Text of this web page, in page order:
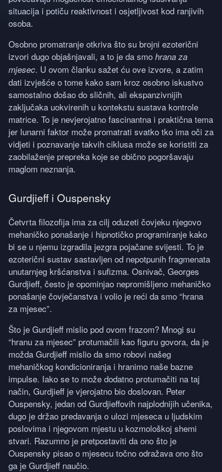
situacija i potiču reaktivnost i osjetljivost kod ranjivih
osoba.
Osobno promatranje otkriva što su brojni ezoterični
izvori dugo objašnjavali, a to je da smo hrana za
mjesec. U ovom članku sažet ću ove izvore, a zatim
dati izvješće o tome kako sam kroz osobno iskustvo
samostalno došao do sličnih, ali ekspanzivnijih
zaključaka uokvirenih u kontekstu sustava kontrole
matrice. To je nevjerojatno fascinantna i praktična tema
jer lunarni faktor može promatrati svatko tko ima oči za
vidjeti i poznavanje takvih ciklusa može se koristiti za
zaobilaženje prepreka koje se obično pogoršavaju
maglom neznanja.
Gurdjieff i Ouspensky
Četvrta filozofija ima za cilj oduzeti čovjeku njegovo
mehaničko ponašanje i hipnotičko programiranje kako
bi se u njemu izgradila jezgra pojačane svijesti. To je
ezoterični sustav sastavljen od nepotpunih fragmenata
unutarnjeg kršćanstva i sufizma. Osnivač, Georges
Gurdjieff, često je opominjao nepromišljeno mehaničko
ponašanje čovječanstva i volio je reći da smo “hrana
za mjesec”.
Što je Gurdjieff mislio pod ovom frazom? Mnogi su
“hranu za mjesec” protumačili kao figuru govora, da je
možda Gurdjieff mislio da smo robovi našeg
mehaničkog kondicioniranja i hranimo naše bazne
impulse. Iako se to može dodatno protumačiti na taj
način, Gurdjieff je vjerojatno bio doslovan. Peter
Ouspensky, jedan od Gurdjieffovih najplodnijih učenika,
dugo je držao predavanja o ulozi mjeseca u ljudskim
poslovima i njegovom mjestu u kozmološkoj shemi
stvari. Razumno je pretpostaviti da ono što je
Ouspensky pisao o mjesecu točno odražava ono što
ga je Gurdjieff naučio.